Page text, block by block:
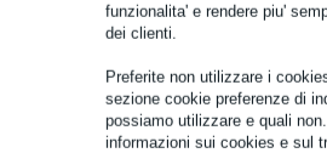
funzionalita' e rendere piu'
dei clienti.
Preferite non utilizzare i
sezione cookie preferenze di
possiamo utilizzare e quali
informazioni sui cookies e sul
Vedi anche (1)